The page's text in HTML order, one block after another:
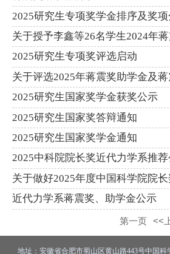
2025研究生专项奖学金排序及奖
关于授予李鑫等26名学生2024年
2025研究生专项奖评选启动
2025研究生国家奖学金获奖公示
2025研究生国家奖答辩通知
2025研究生国家奖学金通知
2025中科院院长奖近代力学系推
近代力学系蒋震奖、助学金公示
第一页 <<
地址：安徽省合肥市蜀山区黄山路443号中国